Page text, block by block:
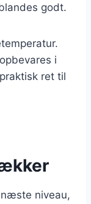
godt.
i
ret til
niveau,